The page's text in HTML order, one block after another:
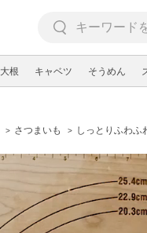
大根 キャベツ そうめん
さつまいも しっとりふわふ